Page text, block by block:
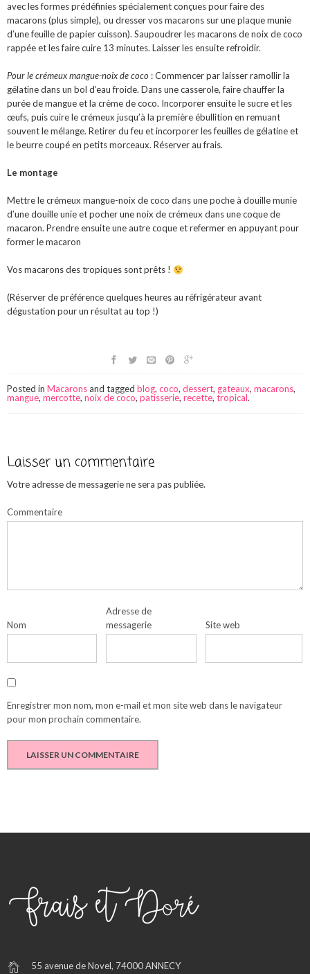
avec les formes prédéfinies spécialement conçues pour faire des
macarons (plus simple), ou dresser vos macarons sur une plaque munie
d’une feuille de papier cuisson). Saupoudrer les macarons de noix de coco
rappée et les faire cuire 13 minutes. Laisser les ensuite refroidir.
Pour le crémeux mangue-noix de coco : Commencer par laisser ramollir la
gélatine dans un bol d’eau froide. Dans une casserole, faire chauffer la
purée de mangue et la crème de coco. Incorporer ensuite le sucre et les
œufs, puis cuire le crémeux jusqu’à la première ébullition en remuant
souvent le mélange. Retirer du feu et incorporer les feuilles de gélatine et
le beurre coupé en petits morceaux. Réserver au frais.
Le montage
Mettre le crémeux mangue-noix de coco dans une poche à douille munie
d’une douille unie et pocher une noix de crémeux dans une coque de
macaron. Prendre ensuite une autre coque et refermer en appuyant pour
former le macaron
Vos macarons des tropiques sont prêts !
(Réserver de préférence quelques heures au réfrigérateur avant
dégustation pour un résultat au top !)
Posted in Macaronsand tagged blog, coco, dessert, gateaux, macarons,
mangue, mercotte, noix de coco, patisserie, recette, tropical.
Laisser un commentaire
Votre adresse de messagerie ne sera pas publiée.
Commentaire
Nom
Adresse de
messagerie
Site web
Enregistrer mon nom, mon e-mail et mon site web dans le navigateur
pour mon prochain commentaire.
55 avenue de Novel, 74000 ANNECY